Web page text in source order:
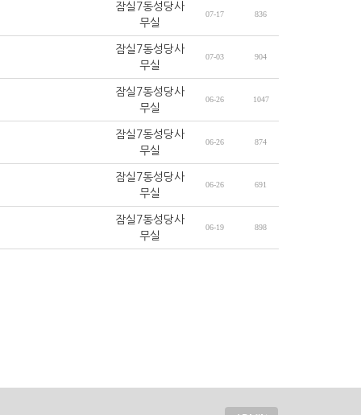
잠실7동성당사
무실
07-17 836
잠실7동성당사
무실
07-03 904
잠실7동성당사
무실
06-26 1047
잠실7동성당사
무실
06-26 874
잠실7동성당사
무실
06-26 691
잠실7동성당사
무실
06-19 898